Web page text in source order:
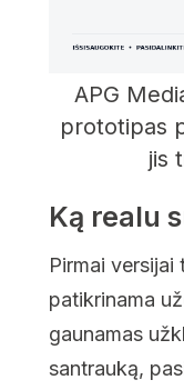
APG
prototipas
jis
Ką realu
Pirmai
patikrinama
gaunamas
santrauką,